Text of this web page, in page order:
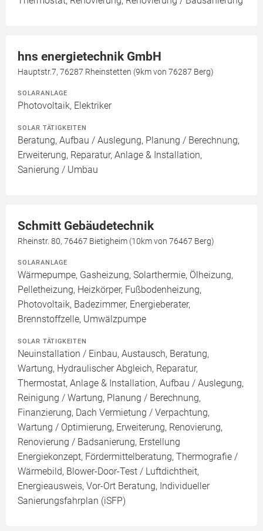
hns energietechnik GmbH
Hauptstr.7, 76287 Rheinstetten (9km von 76287 Berg)
SOLARANLAGE
Photovoltaik, Elektriker
SOLAR TÄTIGKEITEN
Beratung, Aufbau / Auslegung, Planung / Berechnung,
Erweiterung, Reparatur, Anlage & Installation,
Sanierung / Umbau
Schmitt Gebäudetechnik
Rheinstr. 80, 76467 Bietigheim (10km von 76467 Berg)
SOLARANLAGE
Wärmepumpe, Gasheizung, Solarthermie, Ölheizung,
Pelletheizung, Heizkörper, Fußbodenheizung,
Photovoltaik, Badezimmer, Energieberater,
Brennstoffzelle, Umwälzpumpe
SOLAR TÄTIGKEITEN
Neuinstallation / Einbau, Austausch, Beratung,
Wartung, Hydraulischer Abgleich, Reparatur,
Thermostat, Anlage & Installation, Aufbau / Auslegung,
Reinigung / Wartung, Planung / Berechnung,
Finanzierung, Dach Vermietung / Verpachtung,
Wartung / Optimierung, Erweiterung, Renovierung,
Renovierung / Badsanierung, Erstellung
Energiekonzept, Fördermittelberatung, Thermografie /
Wärmebild, Blower-Door-Test / Luftdichtheit,
Energieausweis, Vor-Ort Beratung, Individueller
Sanierungsfahrplan (iSFP)